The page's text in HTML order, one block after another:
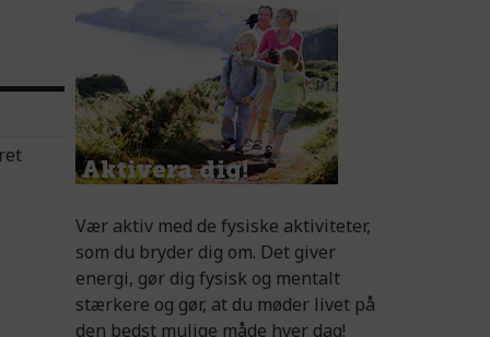
Vær aktiv med de fysiske aktiviteter,
som du bryder dig om. Det giver
energi, gør dig fysisk og mentalt
stærkere og gør, at du møder livet på
den bedst mulige måde hver dag!